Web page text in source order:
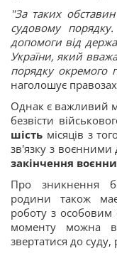
"За таких
судовому
допомоги від
України, який
порядку окремого
наголошує
Однак є важливий
безвісти
шість місяців з
зв'язку з воєнними
закінчення
Про зникнення
родини також
роботу з особовим
моменту можна
звертатися до